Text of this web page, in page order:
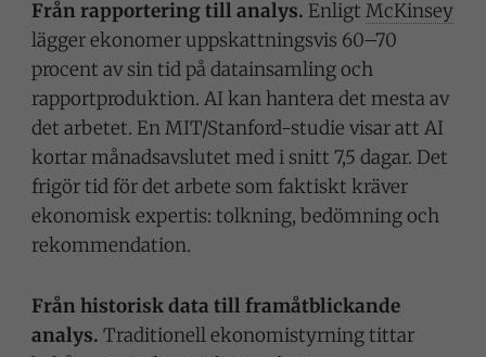
Från rapportering till analys. EnligtMcKinsey
lägger ekonomer uppskattningsvis 60–70
procent av sin tid på datainsamling och
rapportproduktion. AI kan hantera det mesta av
det arbetet. En MIT/Stanford-studie visar att AI
kortar månadsavslutet med i snitt 7,5 dagar. Det
frigör tid för det arbete som faktiskt kräver
ekonomisk expertis: tolkning, bedömning och
rekommendation.
Från historisk data till framåtblickande
analys. Traditionell ekonomistyrning tittar